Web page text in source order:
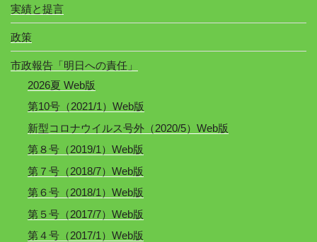
実績と提言
政策
市政報告「明日への責任」
2026夏 Web版
第10号（2021/1）Web版
新型コロナウイルス号外（2020/5）Web版
第８号（2019/1）Web版
第７号（2018/7）Web版
第６号（2018/1）Web版
第５号（2017/7）Web版
第４号（2017/1）Web版